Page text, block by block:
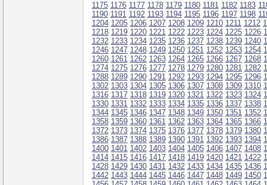
1175 1176 1177 1178 1179 1180 1181 1182 1183
1190 1191 1192 1193 1194 1195 1196 1197 1198
1204 1205 1206 1207 1208 1209 1210 1211 1212
1218 1219 1220 1221 1222 1223 1224 1225 1226
1232 1233 1234 1235 1236 1237 1238 1239 1240
1246 1247 1248 1249 1250 1251 1252 1253 1254
1260 1261 1262 1263 1264 1265 1266 1267 1268
1274 1275 1276 1277 1278 1279 1280 1281 1282
1288 1289 1290 1291 1292 1293 1294 1295 1296
1302 1303 1304 1305 1306 1307 1308 1309 1310
1316 1317 1318 1319 1320 1321 1322 1323 1324
1330 1331 1332 1333 1334 1335 1336 1337 1338
1344 1345 1346 1347 1348 1349 1350 1351 1352
1358 1359 1360 1361 1362 1363 1364 1365 1366
1372 1373 1374 1375 1376 1377 1378 1379 1380
1386 1387 1388 1389 1390 1391 1392 1393 1394
1400 1401 1402 1403 1404 1405 1406 1407 1408
1414 1415 1416 1417 1418 1419 1420 1421 1422
1428 1429 1430 1431 1432 1433 1434 1435 1436
1442 1443 1444 1445 1446 1447 1448 1449 1450